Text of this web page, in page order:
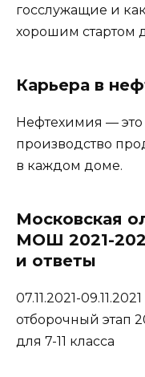
госслужащие и
хорошим стартом
Карьера в
Нефтехимия —
производство
в каждом доме.
Московская
МОШ 2021-
и ответы
07.11.2021-
отборочный этап
для 7-11 класса